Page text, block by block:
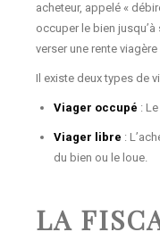
acheteur, appelé «
occuper le bien
verser une rente
Il existe deux types de
Viager occupé :
Viager libre :
du bien ou le loue.
LA